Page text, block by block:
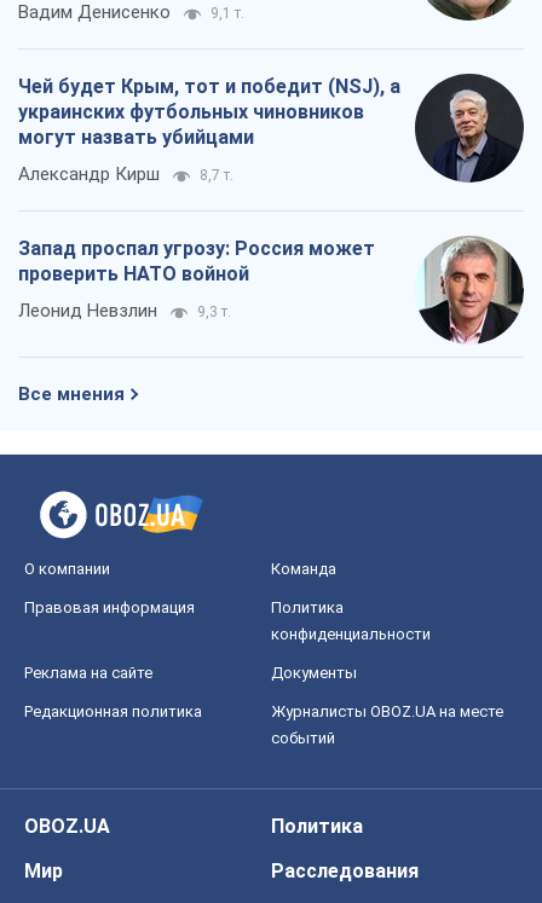
Вадим Денисенко 9,1 т.
Чей будет Крым, тот и победит (NSJ), а
украинских футбольных чиновников
могут назвать убийцами
Александр Кирш 8,7 т.
Запад проспал угрозу: Россия может
проверить НАТО войной
Леонид Невзлин 9,3 т.
Все мнения
О компании Команда
Правовая информация
Политика
конфиденциальности
Реклама на сайте Документы
Редакционная политика
Журналисты OBOZ.UA на месте
событий
OBOZ.UA
Политика
Мир
Расследования